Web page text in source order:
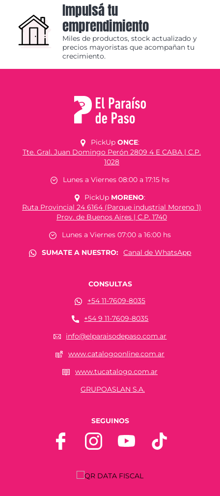
Impulsá tu
emprendimiento
Miles de productos, stock actualizado y
precios mayoristas que acompañan tu
crecimiento.
PickUp ONCE:
Tte. Gral. Juan Domingo Perón 2809 4 E CABA | C.P.
1028
Lunes a Viernes 08:00 a 17:15 hs
PickUp MORENO:
Ruta Provincial 24 6164 (Parque industrial Moreno 1)
Prov. de Buenos Aires | C.P. 1740
Lunes a Viernes 07:00 a 16:00 hs
SUMATE A NUESTRO:
Canal de WhatsApp
CONSULTAS
+54 11-7609-8035
+54 9 11-7609-8035
info@elparaisodepaso.com.ar
www.catalogoonline.com.ar
www.tucatalogo.com.ar
GRUPOASLAN S.A.
SEGUINOS